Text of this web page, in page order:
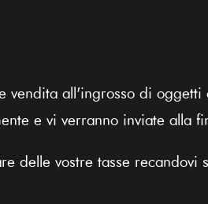
vendita all'ingrosso di
e vi verranno inviate alla
delle vostre tasse recandovi